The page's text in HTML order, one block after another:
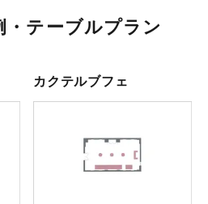
・テーブルプラン
カクテルブフェ